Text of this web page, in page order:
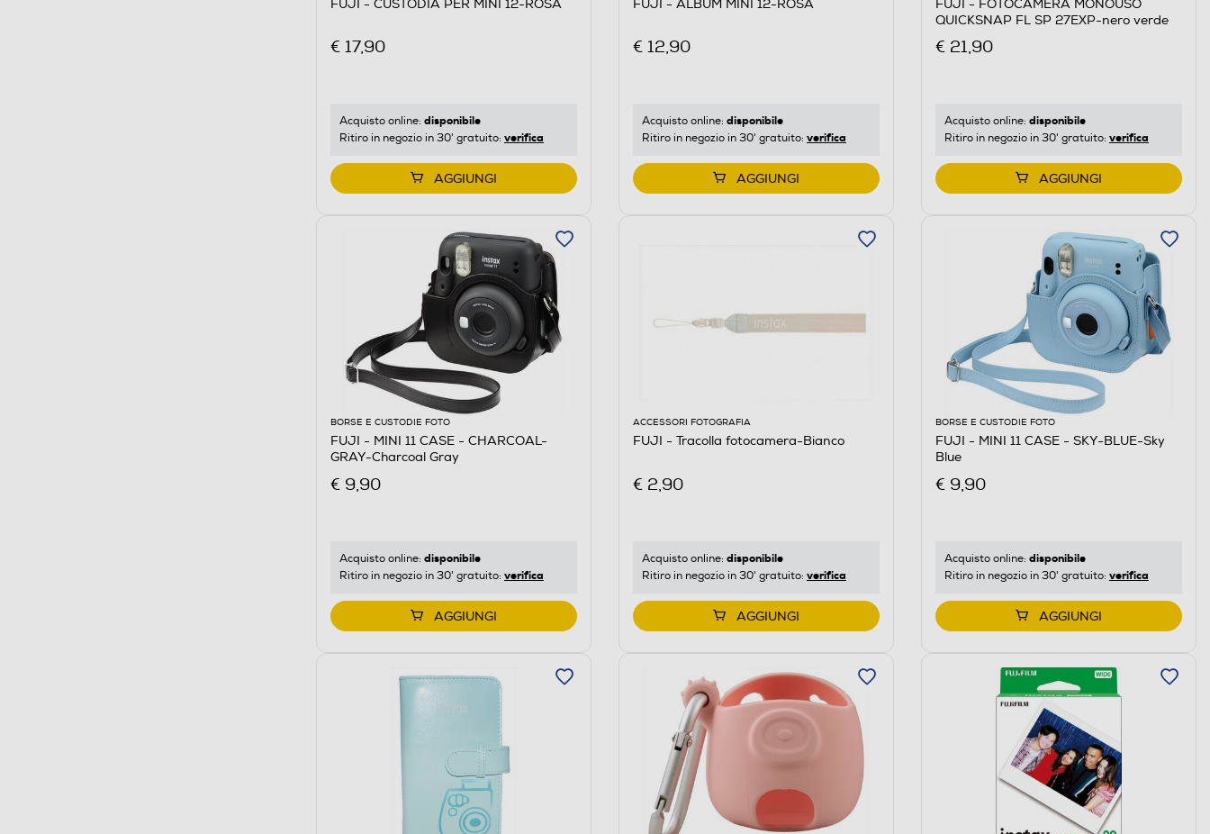
FUJI - CUSTODIA PER MINI 12-ROSA
€ 17,90
Acquisto online: disponibile
Ritiro in negozio in 30' gratuito: verifica
AGGIUNGI
FUJI - ALBUM MINI 12-ROSA
€ 12,90
Acquisto online: disponibile
Ritiro in negozio in 30' gratuito: verifica
AGGIUNGI
FUJI - FOTOCAMERA MONOUSO
QUICKSNAP FL SP 27EXP-nero verde
€ 21,90
Acquisto online: disponibile
Ritiro in negozio in 30' gratuito: verifica
AGGIUNGI
BORSE E CUSTODIE FOTO
FUJI - MINI 11 CASE - CHARCOAL-
GRAY-Charcoal Gray
€ 9,90
Acquisto online: disponibile
Ritiro in negozio in 30' gratuito: verifica
AGGIUNGI
ACCESSORI FOTOGRAFIA
FUJI - Tracolla fotocamera-Bianco
€ 2,90
Acquisto online: disponibile
Ritiro in negozio in 30' gratuito: verifica
AGGIUNGI
BORSE E CUSTODIE FOTO
FUJI - MINI 11 CASE - SKY-BLUE-Sky
Blue
€ 9,90
Acquisto online: disponibile
Ritiro in negozio in 30' gratuito: verifica
AGGIUNGI